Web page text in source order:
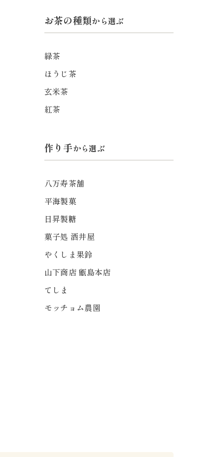
お茶の種類から選ぶ
緑茶
ほうじ茶
玄米茶
紅茶
作り手から選ぶ
八万寿茶舗
平海製菓
日昇製糖
菓子処 酒井屋
やくしま果鈴
山下商店 甑島本店
てしま
モッチョム農園